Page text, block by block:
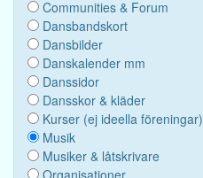
Communities & Forum
Dansbandskort
Dansbilder
Danskalender mm
Danssidor
Dansskor & kläder
Kurser (ej ideella föreningar)
Musik
Musiker & låtskrivare